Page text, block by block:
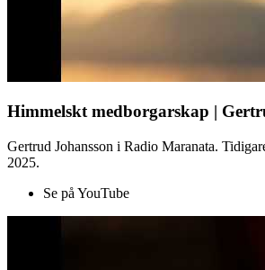
Himmelskt medborgarskap |
Gertrud Johansson i Radio Maranata.
2025.
Se på YouTube